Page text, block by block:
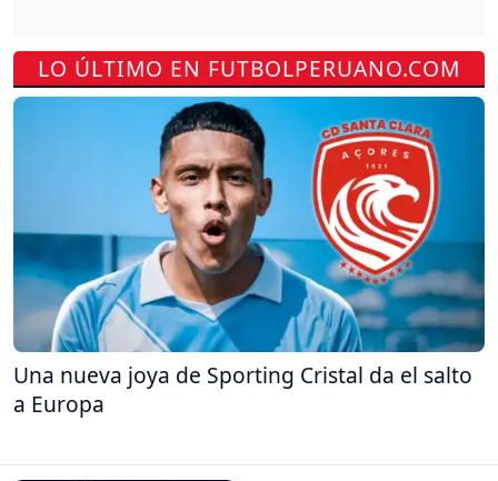
LO ÚLTIMO EN FUTBOLPERUANO.COM
Una nueva joya de Sporting Cristal da el salto
a Europa